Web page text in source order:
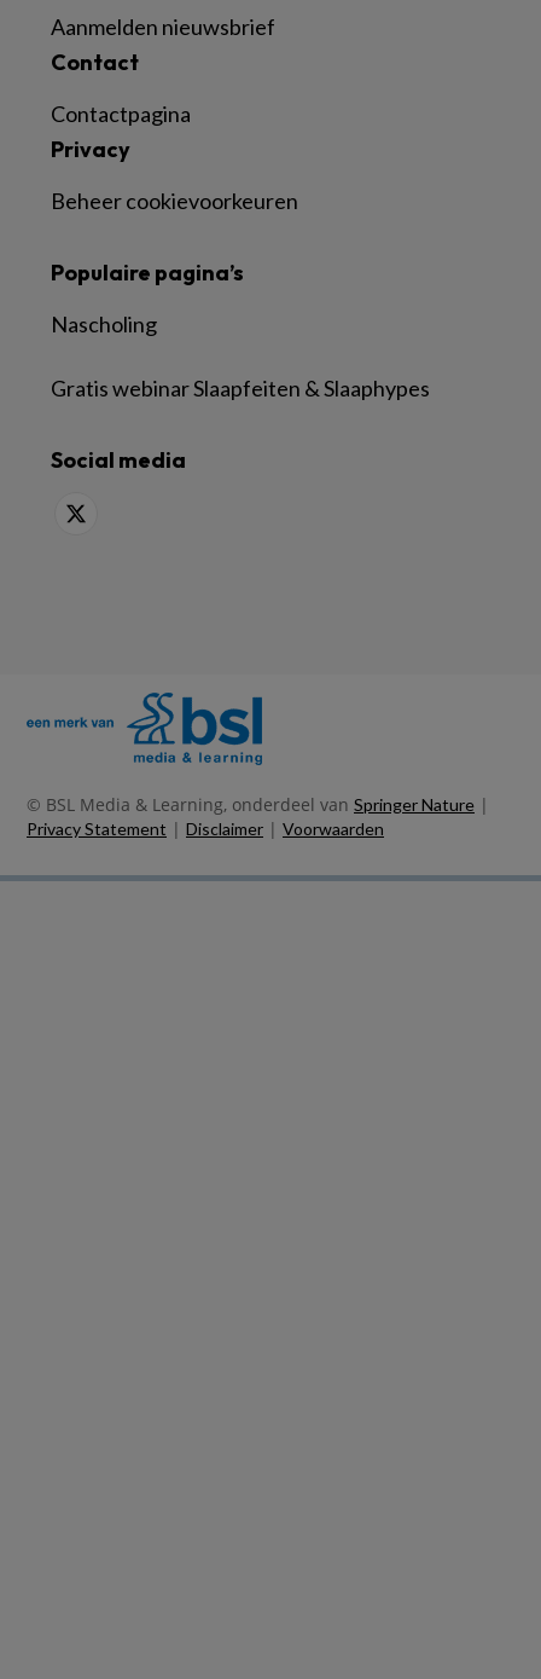
Aanmelden nieuwsbrief
Contact
Contactpagina
Privacy
Beheer cookievoorkeuren
Populaire pagina’s
Nascholing
Gratis webinar Slaapfeiten & Slaaphypes
Social media
© BSL Media & Learning, onderdeel van Springer Nature |
Privacy Statement | Disclaimer | Voorwaarden